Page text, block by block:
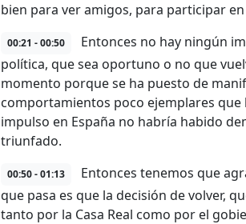
bien para ver amigos, para participar
00:21 - 00:50
Entonces no hay ningún
política, que sea oportuno o no que
momento porque se ha puesto de
comportamientos poco ejemplares
impulso en España no habría habido
triunfado.
00:50 - 01:13
Entonces tenemos que
que pasa es que la decisión de volver,
tanto por la Casa Real como por el